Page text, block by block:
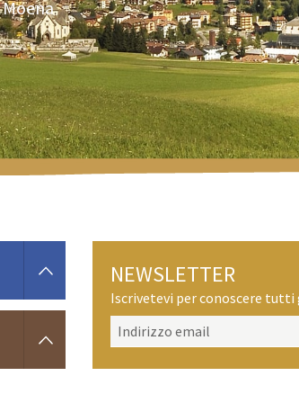
Moena
NEWSLETTER
Iscrivetevi per conoscere tutti